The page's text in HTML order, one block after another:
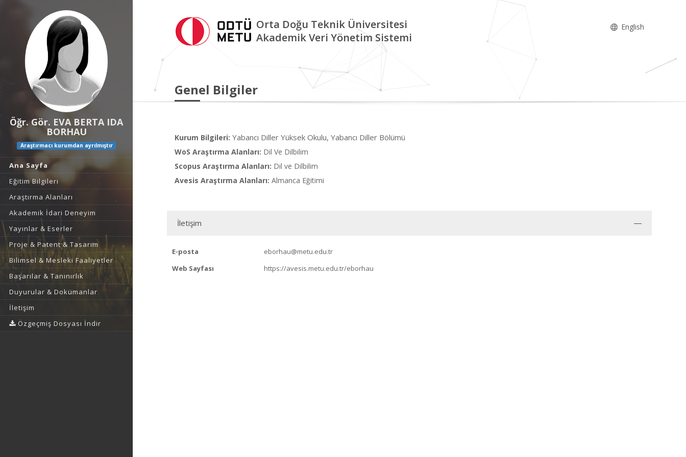
Öğr. Gör. EVA BERTA IDA
BORHAU
Araştırmacı kurumdan ayrılmıştır
Ana Sayfa
Eğitim Bilgileri
Araştırma Alanları
Akademik İdari Deneyim
Yayınlar & Eserler
Proje & Patent & Tasarım
Bilimsel & Mesleki Faaliyetler
Başarılar & Tanınırlık
Duyurular & Dokümanlar
İletişim
Özgeçmiş Dosyası İndir
Orta Doğu Teknik Üniversitesi
Akademik Veri Yönetim Sistemi
English
Genel Bilgiler
Kurum Bilgileri: Yabancı Diller Yüksek Okulu, Yabancı Diller Bölümü
WoS Araştırma Alanları: Dil Ve Dilbilim
Scopus Araştırma Alanları: Dil ve Dilbilim
Avesis Araştırma Alanları: Almanca Eğitimi
İletişim
E-posta
eborhau@metu.edu.tr
Web Sayfası
https://avesis.metu.edu.tr/eborhau